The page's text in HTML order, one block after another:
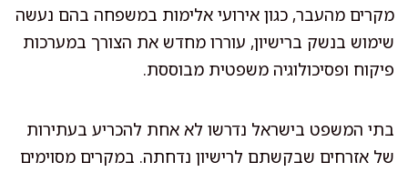
מקרים מהעבר, כגון אירועי אלימות במשפחה בהם נעשה
שימוש בנשק ברישיון, עוררו מחדש את הצורך במערכות
פיקוח ופסיכולוגיה משפטית מבוססת.
בתי המשפט בישראל נדרשו לא אחת להכריע בעתירות
של אזרחים שבקשתם לרישיון נדחתה. במקרים מסוימים